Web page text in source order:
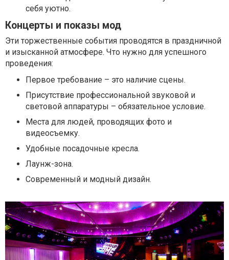
себя уютно.
Концерты и показы мод
Эти торжественные события проводятся в праздничной
и изысканной атмосфере. Что нужно для успешного
проведения:
Первое требование – это наличие сцены.
Присутствие профессиональной звуковой и
световой аппаратуры – обязательное условие.
Места для людей, проводящих фото и
видеосъемку.
Удобные посадочные кресла.
Лаунж-зона.
Современный и модный дизайн.